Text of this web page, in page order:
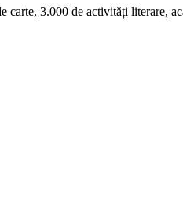
carte, 3.000 de activități literare,